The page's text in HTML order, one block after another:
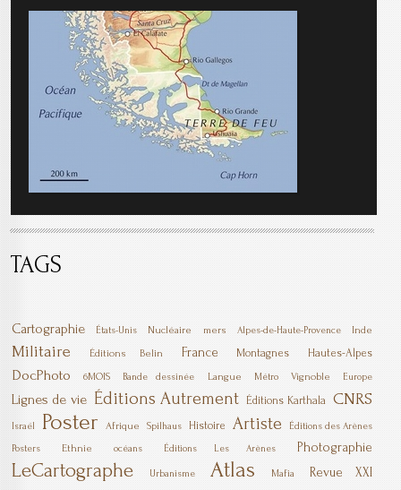
TAGS
Cartographie États-Unis Nucléaire mers Alpes-de-Haute-Provence Inde
Militaire Éditions Belin France Montagnes Hautes-Alpes
DocPhoto 6MOIS Bande dessinée Langue Métro Vignoble Europe
Lignes de vie Éditions Autrement Éditions Karthala CNRS
Israël Poster Afrique Spilhaus Histoire Artiste Éditions des Arènes
Posters Ethnie océans Éditions Les Arènes Photographie
LeCartographe Urbanisme Atlas Mafia Revue XXI